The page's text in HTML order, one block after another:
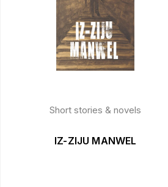
Short stories & novels
IZ-ZIJU MANWEL